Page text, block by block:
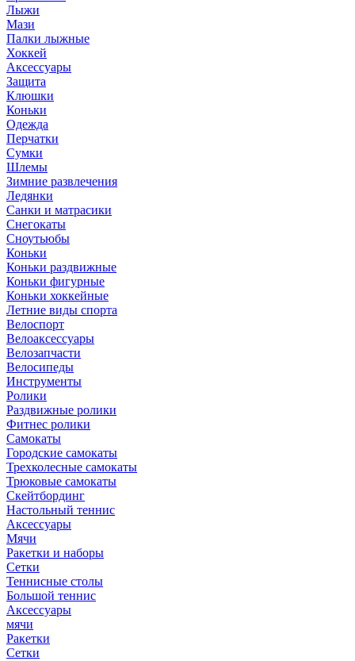
Лыжи
Мази
Палки лыжные
Хоккей
Аксессуары
Защита
Клюшки
Коньки
Одежда
Перчатки
Сумки
Шлемы
Зимние развлечения
Ледянки
Санки и матрасики
Снегокаты
Сноутьюбы
Коньки
Коньки раздвижные
Коньки фигурные
Коньки хоккейные
Летние виды спорта
Велоспорт
Велоаксессуары
Велозапчасти
Велосипеды
Инструменты
Ролики
Раздвижные ролики
Фитнес ролики
Самокаты
Городские самокаты
Трехколесные самокаты
Трюковые самокаты
Скейтбординг
Настольный теннис
Аксессуары
Мячи
Ракетки и наборы
Сетки
Теннисные столы
Большой теннис
Аксессуары
мячи
Ракетки
Сетки